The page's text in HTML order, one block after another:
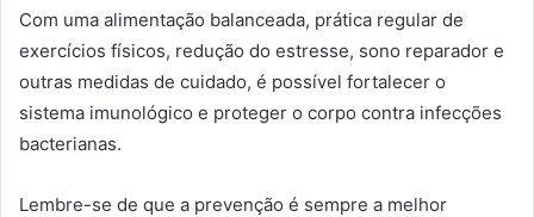
Com uma alimentação balanceada, prática regular de
exercícios físicos, redução do estresse, sono reparador e
outras medidas de cuidado, é possível fortalecer o
sistema imunológico e proteger o corpo contra infecções
bacterianas.
Lembre-se de que a prevenção é sempre a melhor